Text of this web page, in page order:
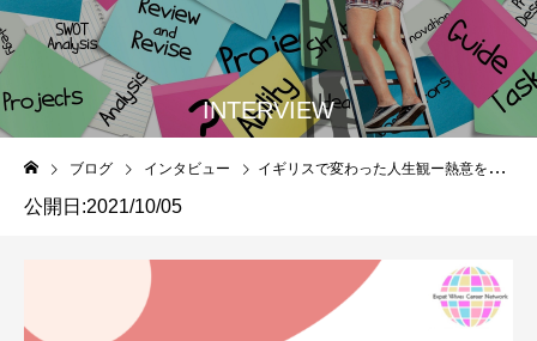
INTERVIEW
ブログ インタビュー イギリスで変わった人生観ー熱意を持って楽しんで働くということ
公開日:2021/10/05